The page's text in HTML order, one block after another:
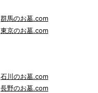
群馬のお墓.com
東京のお墓.com
石川のお墓.com
長野のお墓.com